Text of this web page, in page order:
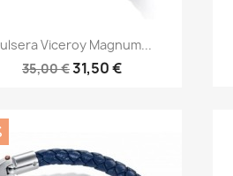
Vista rápida
Viceroy Magnum...
35,00 €31,50 €